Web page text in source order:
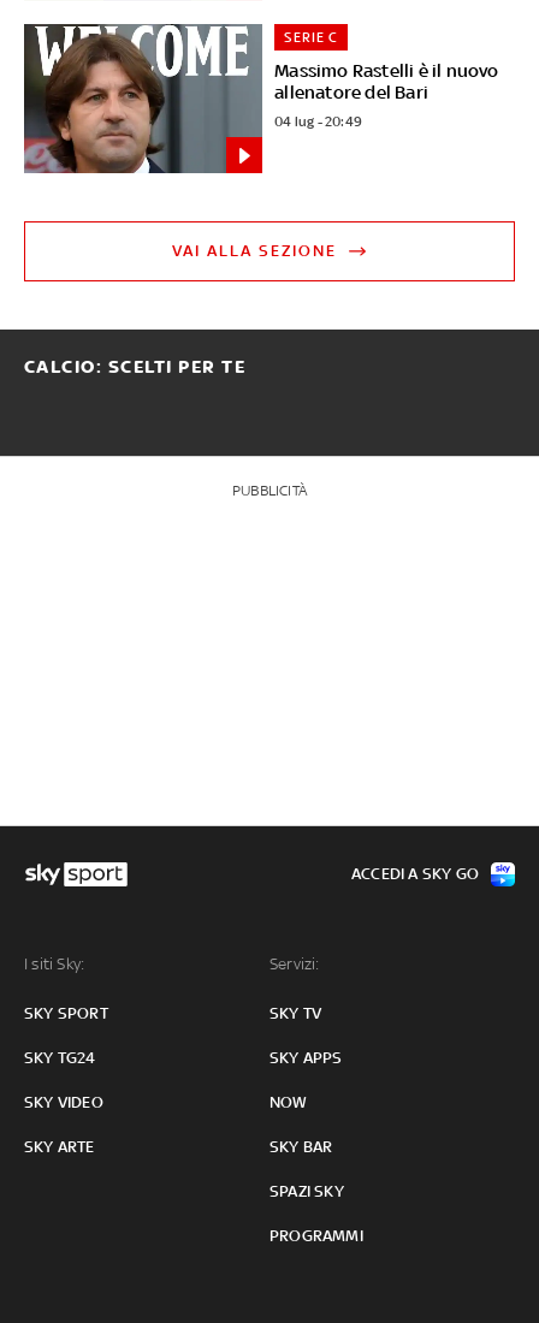
Massimo Rastelli è il nuovo
allenatore del Bari
SERIE C
04 lug - 20:49
VAI ALLA SEZIONE
CALCIO: SCELTI PER TE
PUBBLICITÀ
I siti Sky:
SKY SPORT
SKY TG24
SKY VIDEO
SKY ARTE
Servizi:
SKY TV
SKY APPS
NOW
SKY BAR
SPAZI SKY
PROGRAMMI
ACCEDI A SKY GO